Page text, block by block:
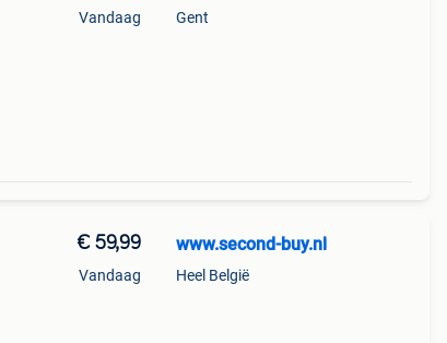
Vandaag Gent
€ 59,99
Vandaag
www.second-buy.nl
Heel België